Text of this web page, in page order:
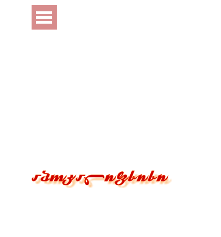
Перейти к контенту
Пропустить меню